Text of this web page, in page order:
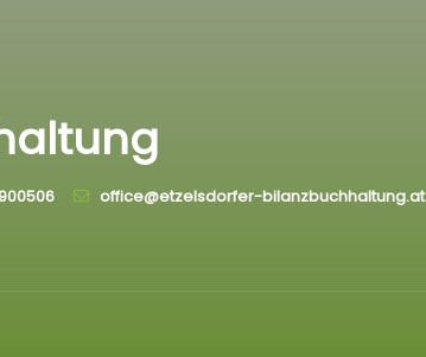
office@etzelsdorfer-bilanzbuchhaltung.at